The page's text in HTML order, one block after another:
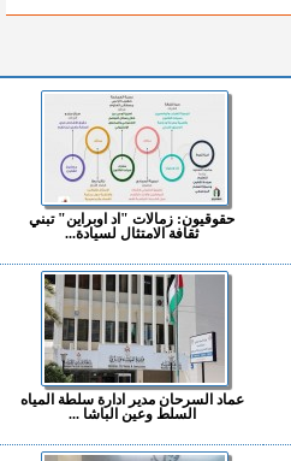
حقوقيون: زمالات "اد اوبراين" تبني
ثقافة الامتثال لسيادة...
عماد السرحان مدير ادارة سلطة المياه
السلط وعين الباشا ...